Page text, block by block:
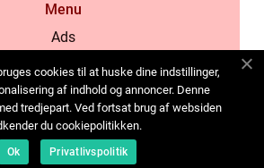
Menu
Ads
Cookies
Contact
Sitemap
cookies til at huske dine indstillinger,
af indhold og annoncer. Denne
tredjepart. Ved fortsat brug af websiden
du cookiepolitikken.
Ok Privatlivspolitik